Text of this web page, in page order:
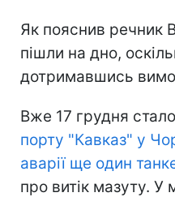
Як пояснив речник
пішли на дно,
дотримавшись
Вже 17 грудня
порту "Кавказ" у
аварії ще один
про витік мазуту. У